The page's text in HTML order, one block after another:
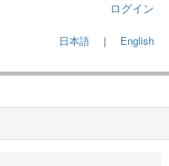
ログイン
日本語 ｜ English